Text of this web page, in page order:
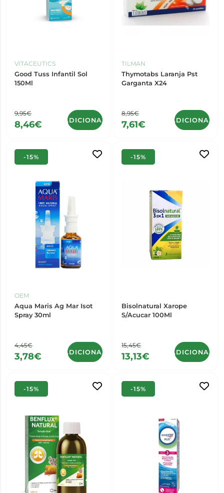
VITACEUTICS
Good Tuss Infantil Sol
150Ml
9,95€
8,46€ ADICIONAR
TILMAN
Thymotabs Laranja Pst
Garganta X24
8,95€
7,61€ ADICIONAR
-15%
OEM
Aqua Maris Ag Mar Isot
Spray 30ml
4,45€
3,78€ ADICIONAR
-15%
Bisolnatural Xarope
S/Acucar 100Ml
15,45€
13,13€ ADICIONAR
-15% -15%